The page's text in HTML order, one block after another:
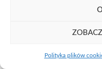
Polityka plików